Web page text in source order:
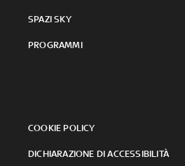
SPAZI SKY
PROGRAMMI
COOKIE POLICY
DICHIARAZIONE DI ACCESSIBILITÀ